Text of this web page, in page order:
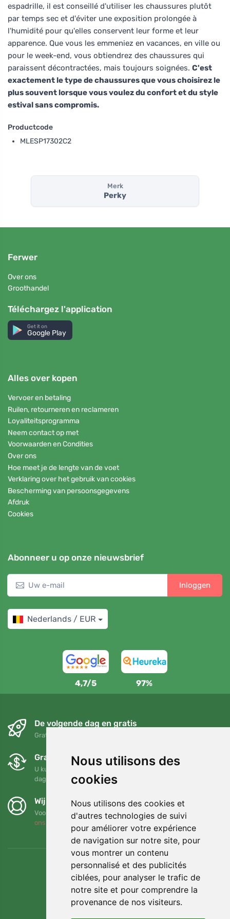
Nous utilisons des
cookies
Nous utilisons des cookies et
d'autres technologies de suivi
pour améliorer votre expérience
de navigation sur notre site, pour
vous montrer un contenu
personnalisé et des publicités
ciblées, pour analyser le trafic de
notre site et pour comprendre la
provenance de nos visiteurs.
espadrille, il est conseillé d'utiliser les chaussures plutôt
par temps sec et d'éviter une exposition prolongée à
l'humidité pour qu'elles conservent leur forme et leur
apparence. Que vous les emmeniez en vacances, en ville ou
pour le week-end, vous obtiendrez des chaussures qui
paraissent décontractées, mais toujours soignées. C'est
exactement le type de chaussures que vous choisirez le
plus souvent lorsque vous voulez du confort et du style
estival sans compromis.
Productcode
MLESP17302C2
Merk
Perky
Ferwer
Over ons
Groothandel
Téléchargez l'application
Get it on
Google Play
Alles over kopen
Vervoer en betaling
Ruilen, retourneren en reclameren
Loyaliteitsprogramma
Neem contact op met
Voorwaarden en Condities
Over ons
Hoe meet je de lengte van de voet
Verklaring over het gebruik van cookies
Bescherming van persoonsgegevens
Afdruk
Cookies
Abonneer u op onze nieuwsbrief
Inloggen
Nederlands / EUR
4,7/5 97%
De volgende dag en gratis
Gratis verzending voor bestellingen boven 95 EUR
Gratis ruilen en retourneren
U kunt uw bestelling op elk gewenst moment binnen 90
dagen retourneren of ruilen
Wij steunen Trees.org
Voor elke bestelling planten we een boom! Lees meer
ons